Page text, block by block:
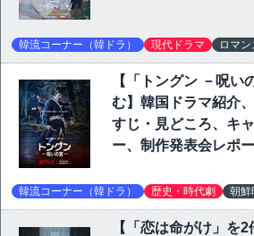
韓流コーナー（韓ドラ） 現代ドラマ ロマ
【「トングン －呪い
む】韓国ドラマ紹介
すじ・見どころ、キ
ー、制作発表会レポ
韓流コーナー（韓ドラ） 歴史・時代劇 朝鮮
【「恋は命がけ」を